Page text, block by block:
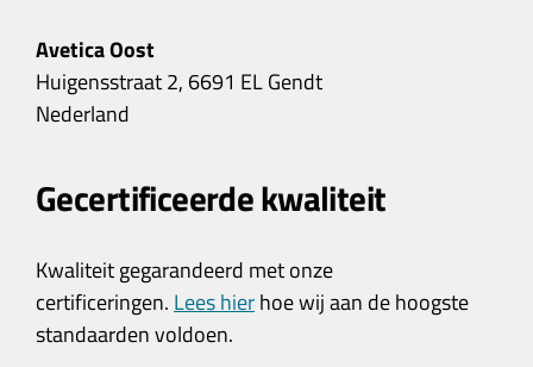
Avetica Oost
Huigensstraat 2, 6691 EL Gendt
Nederland
Gecertificeerde kwaliteit
Kwaliteit gegarandeerd met onze
certificeringen. Lees hierhoe wij aan de hoogste
standaarden voldoen.